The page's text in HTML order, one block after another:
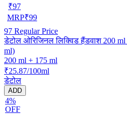
₹97
MRP₹99
97 Regular Price
डेटोल ओरिजिनल लिक्विड हैंडवाश 200
ml)
200 ml + 175 ml
₹25.87/100ml
डेटोल
ADD
4%
OFF